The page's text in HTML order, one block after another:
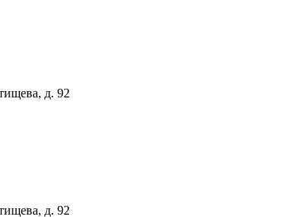
д. 92
д. 92